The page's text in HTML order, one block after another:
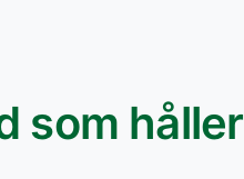
som håller